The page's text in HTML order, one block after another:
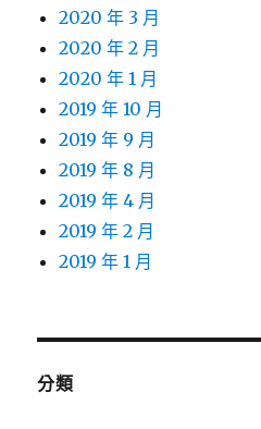
2020 年 3 月
2020 年 2 月
2020 年 1 月
2019 年 10 月
2019 年 9 月
2019 年 8 月
2019 年 4 月
2019 年 2 月
2019 年 1 月
分類